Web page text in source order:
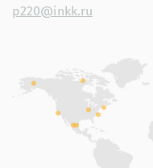
p220@inkk.ru